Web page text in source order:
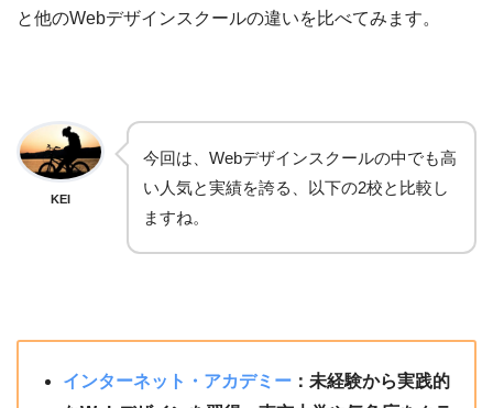
と他のWebデザインスクールの違いを比べてみます。
KEI
今回は、Webデザインスクールの中でも高
い人気と実績を誇る、以下の2校と比較し
ますね。
インターネット・アカデミー ：未経験から実践的